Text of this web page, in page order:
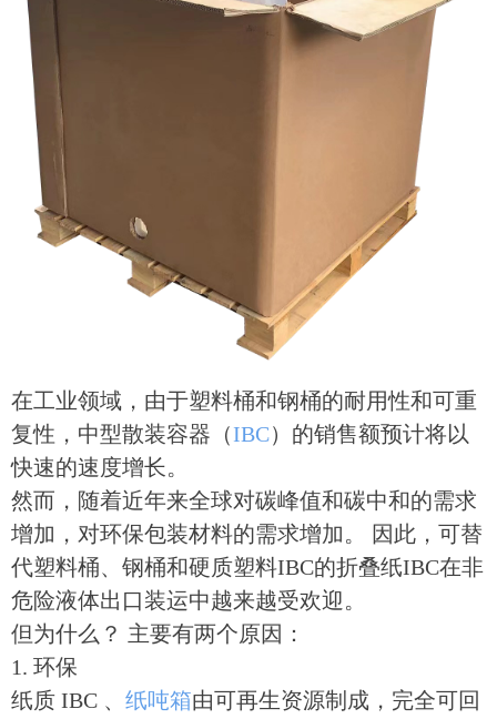
在工业领域，由于塑料桶和钢桶的耐用性和可重
复性，中型散装容器（IBC）的销售额预计将以
快速的速度增长。
然而，随着近年来全球对碳峰值和碳中和的需求
增加，对环保包装材料的需求增加。 因此，可替
代塑料桶、钢桶和硬质塑料IBC的折叠纸IBC在非
危险液体出口装运中越来越受欢迎。
但为什么？ 主要有两个原因：
1. 环保
纸质 IBC 、 纸吨箱由可再生资源制成，完全可回